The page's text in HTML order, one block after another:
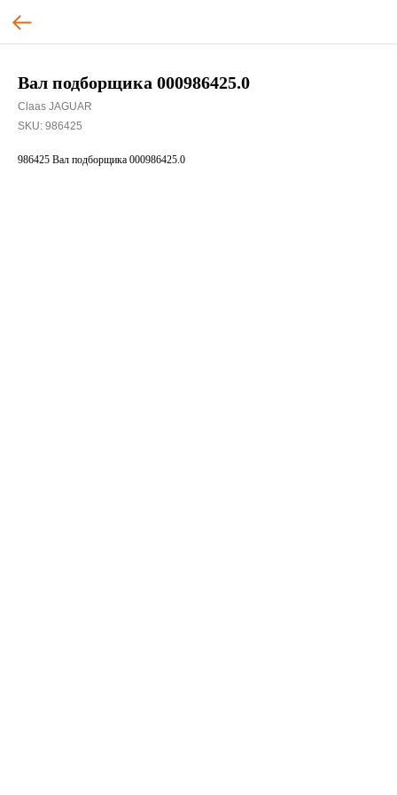
Вал подборщика 000986425.0
Claas JAGUAR
SKU: 986425
986425 Вал подборщика 000986425.0